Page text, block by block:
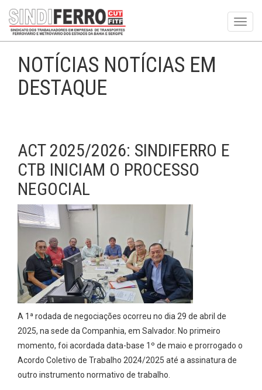
NOTÍCIAS NOTÍCIAS EM
DESTAQUE
ACT 2025/2026: SINDIFERRO E
CTB INICIAM O PROCESSO
NEGOCIAL
A 1ª rodada de negociações ocorreu no dia 29 de abril de
2025, na sede da Companhia, em Salvador. No primeiro
momento, foi acordada data-base 1º de maio e prorrogado o
Acordo Coletivo de Trabalho 2024/2025 até a assinatura de
outro instrumento normativo de trabalho.